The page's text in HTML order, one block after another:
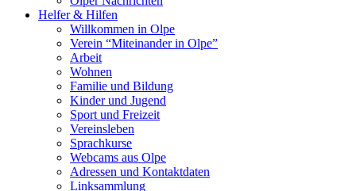
Helfer & Hilfen
Willkommen in Olpe
Verein “Miteinander in Olpe”
Arbeit
Wohnen
Familie und Bildung
Kinder und Jugend
Sport und Freizeit
Vereinsleben
Sprachkurse
Webcams aus Olpe
Adressen und Kontaktdaten
Linksammlung